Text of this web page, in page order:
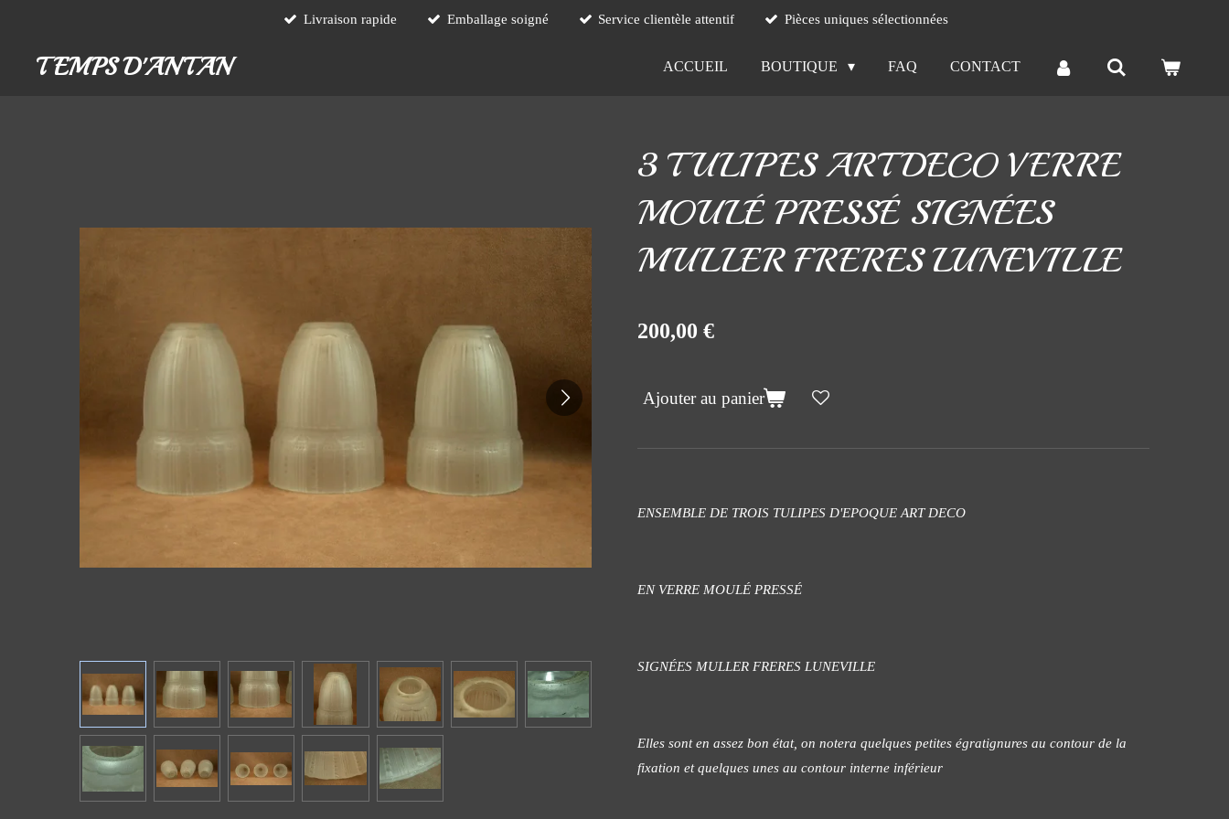
contenu
Livraison rapide Emballage soigné Service clientèle attentif Pièces uniques sélectionnées
TEMPS D'ANTAN ACCUEIL BOUTIQUE FAQ CONTACT
3 TULIPES ART DECO VERRE
MOULÉ PRESSÉ SIGNÉES
MULLER FRERES LUNEVILLE
200,00 €
Ajouter au panier
ENSEMBLE DE TROIS TULIPES D'EPOQUE ART DECO
EN VERRE MOULÉ PRESSÉ
SIGNÉES MULLER FRERES LUNEVILLE
Elles sont en assez bon état, on notera quelques petites égratignures au contour de la
fixation et quelques unes au contour interne inférieur